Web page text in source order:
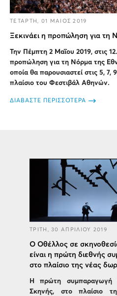
ΤΕΤΑΡΤΗ, 01 ΜΑΙΟΣ 2019
Ξεκινάει η προπώληση για τη
Την Πέμπτη 2 Μαΐου 2019, στις
προπώληση για τη Νόρμα της
οποία θα παρουσιαστεί στις 5, 7,
πλαίσιο του Φεστιβάλ Αθηνών.
ΔΙΑΒΑΣΤΕ ΠΕΡΙΣΣΟΤΕΡΑ
ΤΡΙΤΗ, 30 ΑΠΡΙΛΙΟΥ 2019
Ο Οθέλλος σε
είναι η πρώτη διεθνής
στο πλαίσιο της νέας
Η πρώτη συμπαραγωγή
Σκηνής, στο πλαίσιο